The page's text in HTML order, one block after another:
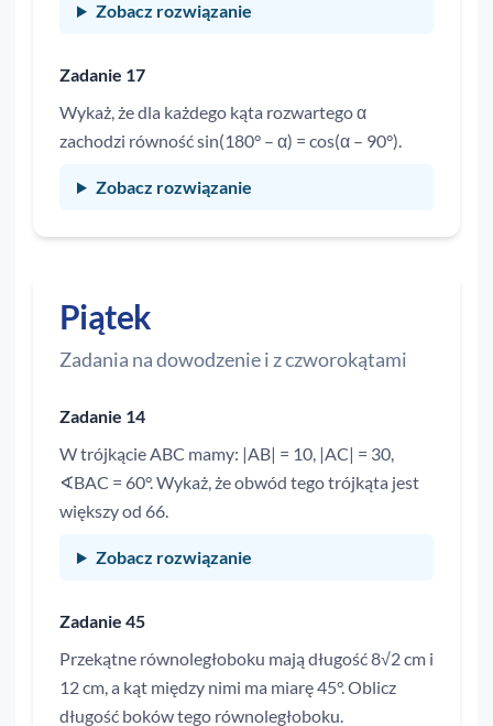
Zobacz rozwiązanie
Zadanie 17
Wykaż, że dla każdego kąta rozwartego α
zachodzi równość sin(180° – α) = cos(α – 90°).
Zobacz rozwiązanie
Piątek
Zadania na dowodzenie i z czworokątami
Zadanie 14
W trójkącie ABC mamy: |AB| = 10, |AC| = 30,
∢BAC = 60°. Wykaż, że obwód tego trójkąta jest
większy od 66.
Zobacz rozwiązanie
Zadanie 45
Przekątne równoległoboku mają długość 8√2 cm i
12 cm, a kąt między nimi ma miarę 45°. Oblicz
długość boków tego równoległoboku.